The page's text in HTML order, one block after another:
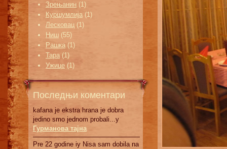
Зрењанин (1)
Куршумлија (1)
Лесковац (1)
Ниш (55)
Рашка (1)
Тара (1)
Ужице (1)
Последњи коментари
kafana je ekstra hrana je dobra
jedino smo jednom probali...у
Гурманова тајна
Pre 22 godine iy Nisa sam dobila na